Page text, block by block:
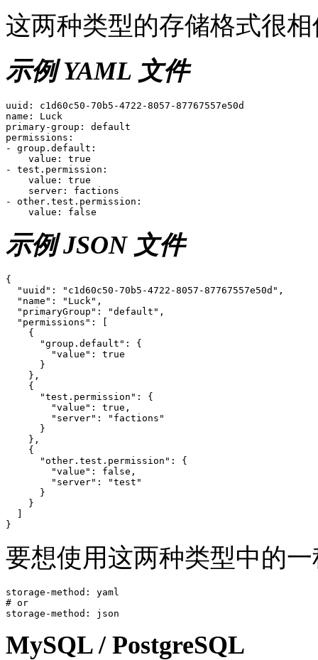
这两种类型的存储格式很
示例 YAML 文件
uuid: c1d60c50-70b5-4722-8057-87767557e50d
name: Luck
primary-group: default
permissions:
- group.default:
    value: true
- test.permission:
    value: true
    server: factions
- other.test.permission:
示例 JSON 文件
{
  "uuid": "c1d60c50-70b5-4722-8057-87767557e50d",
  "name": "Luck",
  "primaryGroup": "default",
  "permissions": [
    {
      "group.default": {
        "value": true
      }
    },
    {
      "test.permission": {
        "value": true,
        "server": "factions"
      }
    },
    {
      "other.test.permission": {
        "value": false,
        "server": "test"
      }
    }
要想使用这两种类型中的
storage-method: yaml
# or
MySQL / PostgreSQL